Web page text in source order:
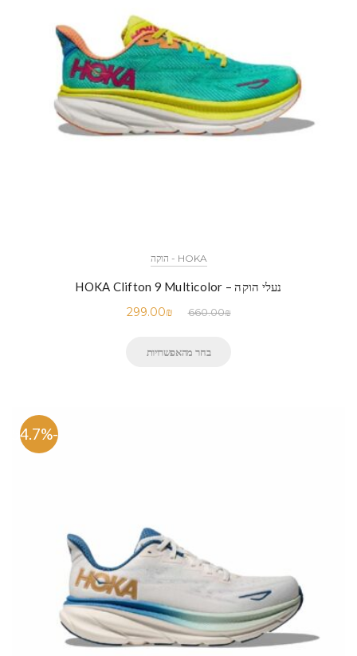
HOKA - הוקה
נעלי הוקה – HOKA Clifton 9 Multicolor
660.00₪
299.00₪
בחר מהאפשרויות
-54.7%